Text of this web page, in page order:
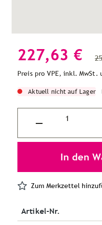
227,63 €
Preis pro VPE, inkl. MwSt.
Aktuell nicht auf Lager
In den
Zum Merkzettel
Artikel-Nr.